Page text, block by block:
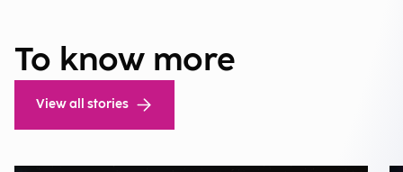
To know more
View all stories